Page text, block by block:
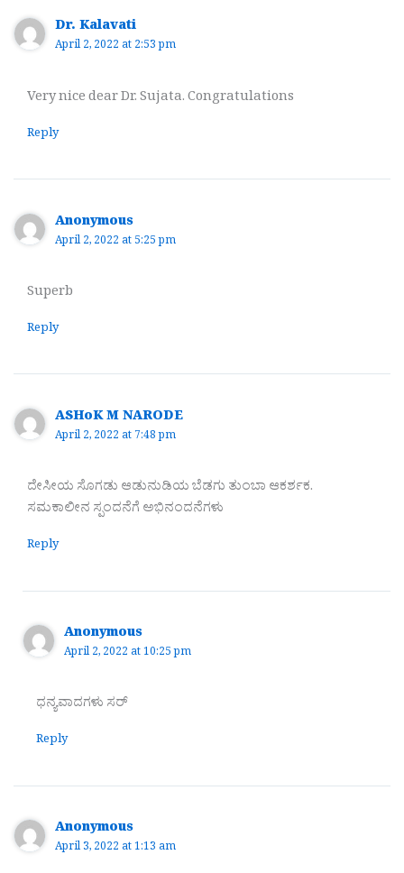
Dr. Kalavati
April 2, 2022 at 2:53 pm
Very nice dear Dr. Sujata. Congratulations
Reply
Anonymous
April 2, 2022 at 5:25 pm
Superb
Reply
ASHoK M NARODE
April 2, 2022 at 7:48 pm
ದೇಸೀಯ ಸೊಗಡು ಆಡುನುಡಿಯ ಬೆಡಗು ತುಂಬಾ ಆಕರ್ಶಕ.
ಸಮಕಾಲೀನ ಸ್ಪಂದನೆಗೆ ಅಭಿನಂದನೆಗಳು
Reply
Anonymous
April 2, 2022 at 10:25 pm
ಧನ್ಯವಾದಗಳು ಸರ್
Reply
Anonymous
April 3, 2022 at 1:13 am